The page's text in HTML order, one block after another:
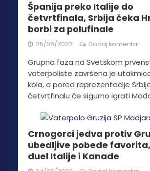
Španija preko Italije do
četvrtfinala, Srbija čeka
borbi za polufinale
25/06/2022 Dodaj komentar
Grupna faza na Svetskom
vaterpoliste završena je
kola, a pored reprezentacije
četvrtfinalu će sigurno igrati
Crnogorci jedva protiv
ubedljive pobede
duel Italije i Kanade